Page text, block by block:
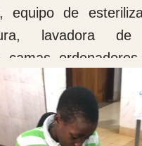
incidencias en el aeropuerto
hora indicada, recogemos el
a que vinieran a
ir a cenar. Después de una